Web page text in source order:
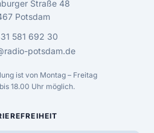
Straße 48
Potsdam
581 692 30
potsdam.de
ist von Montag – Freitag
18.00 Uhr möglich.